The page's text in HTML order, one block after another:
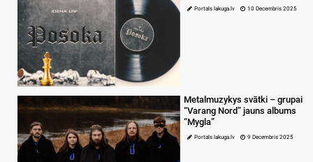
Portals lakuga.lv 10 Decembris 2025
Metalmuzykys svātki – grupai
“Varang Nord” jauns albums
“Mygla”
Portals lakuga.lv 9 Decembris 2025